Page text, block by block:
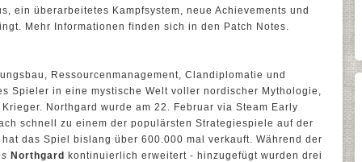
ein überarbeitetes Kampfsystem, neue Achievements und
Mehr Informationen finden sich in den Patch Notes.
Ressourcenmanagement, Clandiplomatie und
Spieler in eine mystische Welt voller nordischer Mythologie,
Northgard wurde am 22. Februar via Steam Early
schnell zu einem der populärsten Strategiespiele auf der
das Spiel bislang über 600.000 mal verkauft. Während der
Northgard
kontinuierlich erweitert - hinzugefügt wurden drei